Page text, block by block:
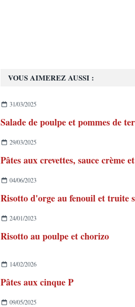
VOUS AIMEREZ AUSSI :
31/03/2025
29/03/2025
04/06/2023
24/01/2023
Risotto au poulpe et chorizo
14/02/2026
Pâtes aux cinque P
09/05/2025